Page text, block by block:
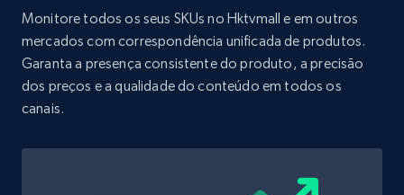
URL, Product id, Title, Product description,
and more.
Target - Discover products by specified
Monitore todos os seus SKUs no Hktvmall e em outros
mercados com correspondência unificada de produtos.
Garanta a presença consistente do produto, a precisão
dos preços e a qualidade do conteúdo em todos os
canais.